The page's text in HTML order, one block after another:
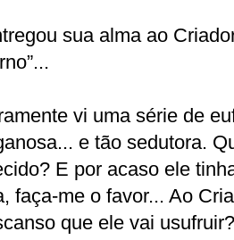
sua alma ao
vi uma série de
e tão sedutora.
E por acaso ele
faça-me o favor... Ao
que ele vai